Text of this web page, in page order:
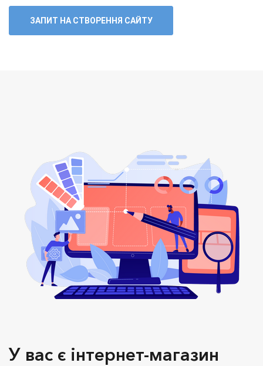
ЗАПИТ НА СТВОРЕННЯ САЙТУ
У вас є інтернет-магазин